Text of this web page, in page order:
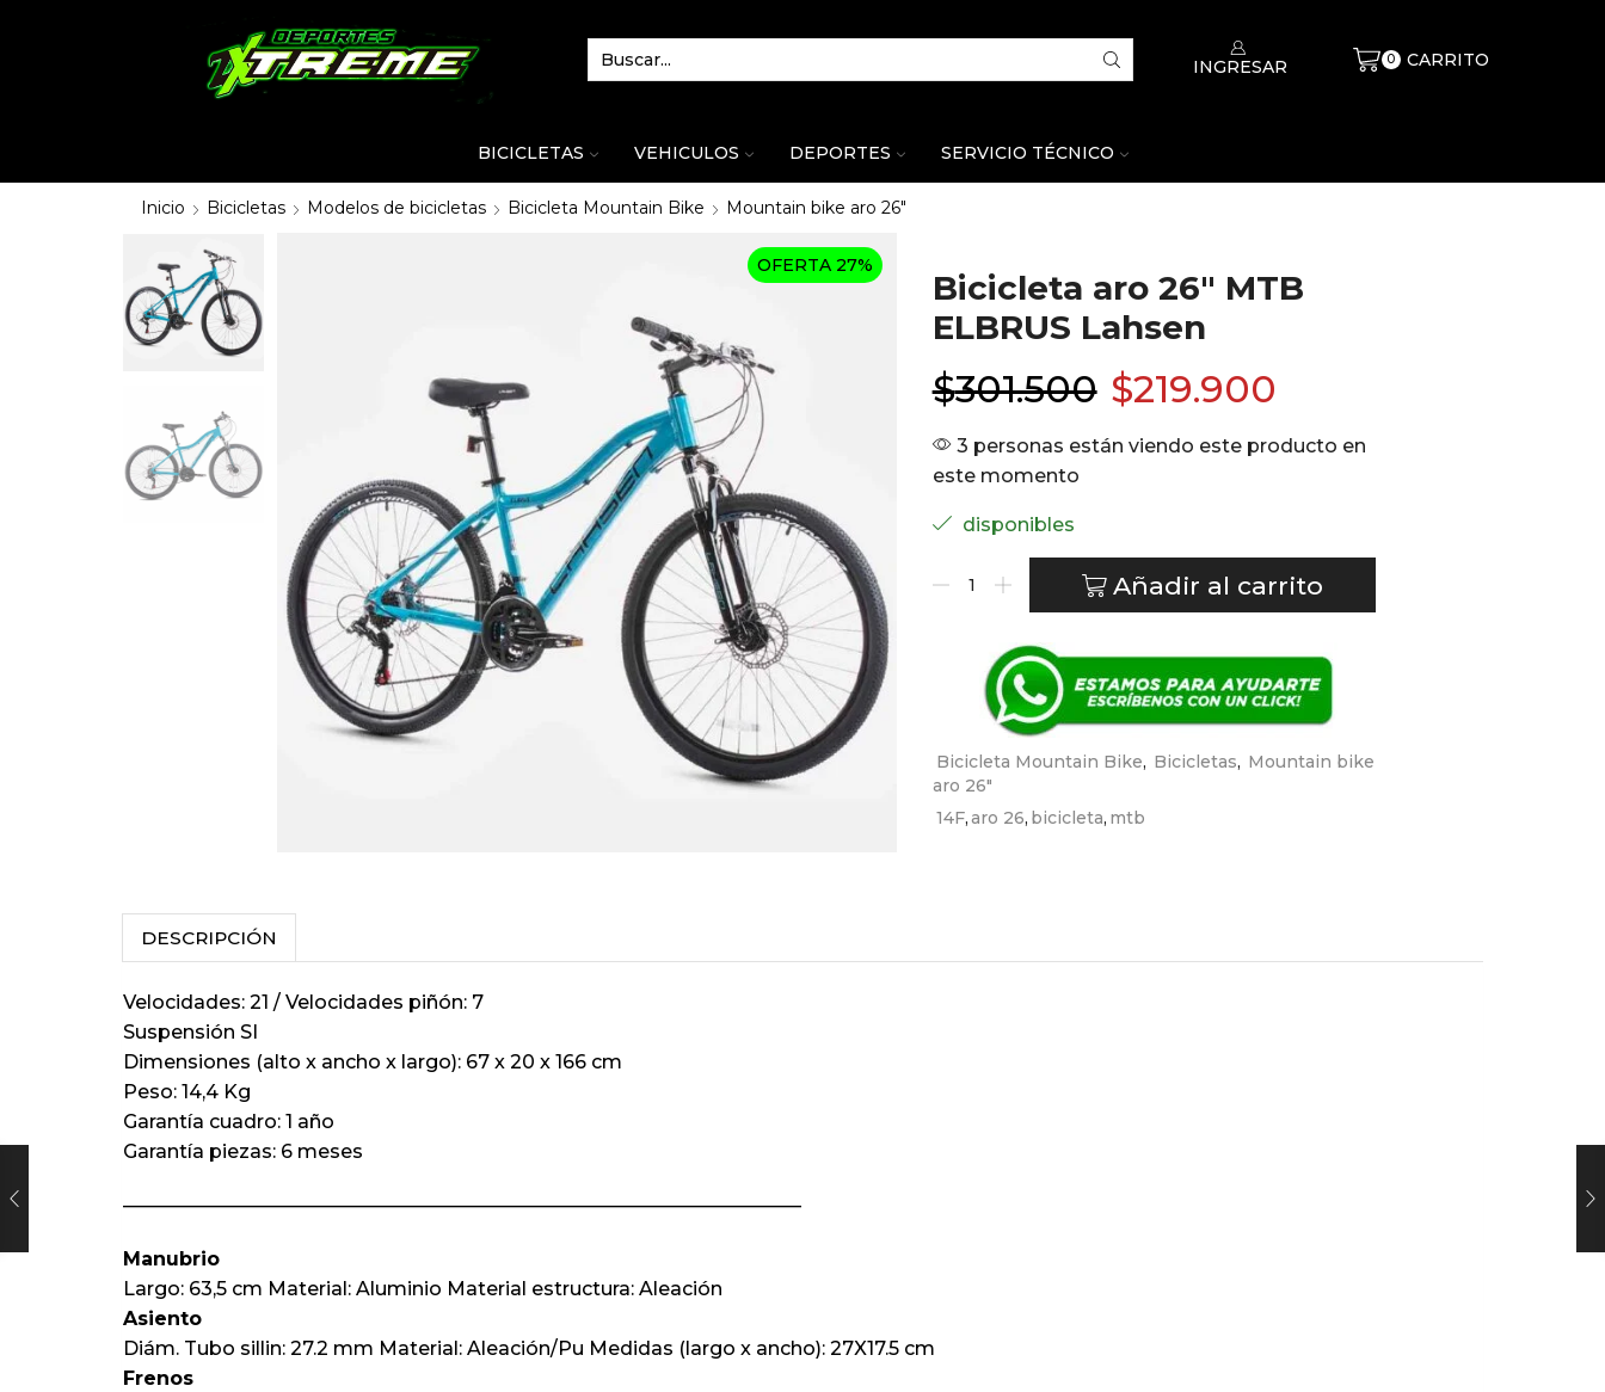
INGRESAR 0 CARRITO
BICICLETAS VEHICULOS DEPORTES SERVICIO TÉCNICO
Inicio Bicicletas Modelos de bicicletas Bicicleta Mountain Bike Mountain bike aro 26"
OFERTA 27%
Bicicleta aro 26″ MTB
ELBRUS Lahsen
$301.500 $219.900
3 personas están viendo este producto en
este momento
disponibles
Añadir al carrito
Bicicleta Mountain Bike, Bicicletas, Mountain bike
aro 26"
14F,aro 26, bicicleta, mtb
DESCRIPCIÓN
Velocidades: 21 / Velocidades piñón: 7
Suspensión SI
Dimensiones (alto x ancho x largo): 67 x 20 x 166 cm
Peso: 14,4 Kg
Garantía cuadro: 1 año
Garantía piezas: 6 meses
———————————————————————————————————–
Manubrio
Largo: 63,5 cm Material: Aluminio Material estructura: Aleación
Asiento
Diám. Tubo sillin: 27.2 mm Material: Aleación/Pu Medidas (largo x ancho): 27X17.5 cm
Frenos